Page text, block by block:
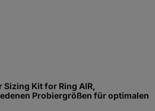
Kit for Ring AIR,
Probiergrößen für optimalen